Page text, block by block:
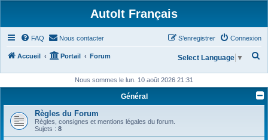
AutoIt Français
FAQ Nous contacter Connexion
S’enregistrer
Accueil Portail Forum
h
Select Language ▼
Nous sommes le lun. 10 août 2026 21:31
Général
Règles du Forum
Règles, consignes et mentions légales du forum.
Sujets : 8